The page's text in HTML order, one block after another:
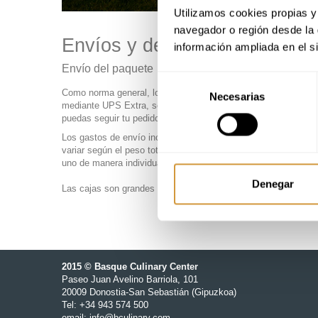
Utilizamos cookies propias
navegador o región desde
información ampliada en el
de
consentimiento
Necesarias
Denegar
Envíos y devoluciones
Envío del paquete
Como norma general, los paquetes se envían dentro de las
mediante UPS Extra, se aplicará un cargo adicional. Ponte
puedas seguir tu pedido en línea.
Los gastos de envío incluyen los gastos de manipulación y
variar según el peso total del paquete. Te aconsejamos que
uno de manera individual. No nos hacemos responsables
Las cajas son grandes y tus artículos estarán bien protegidos.
2015 © Basque Culinary Center
Paseo Juan Avelino Barriola, 101
20009 Donostia-San Sebastián (Gipuzkoa)
Tel: +34 943 574 500